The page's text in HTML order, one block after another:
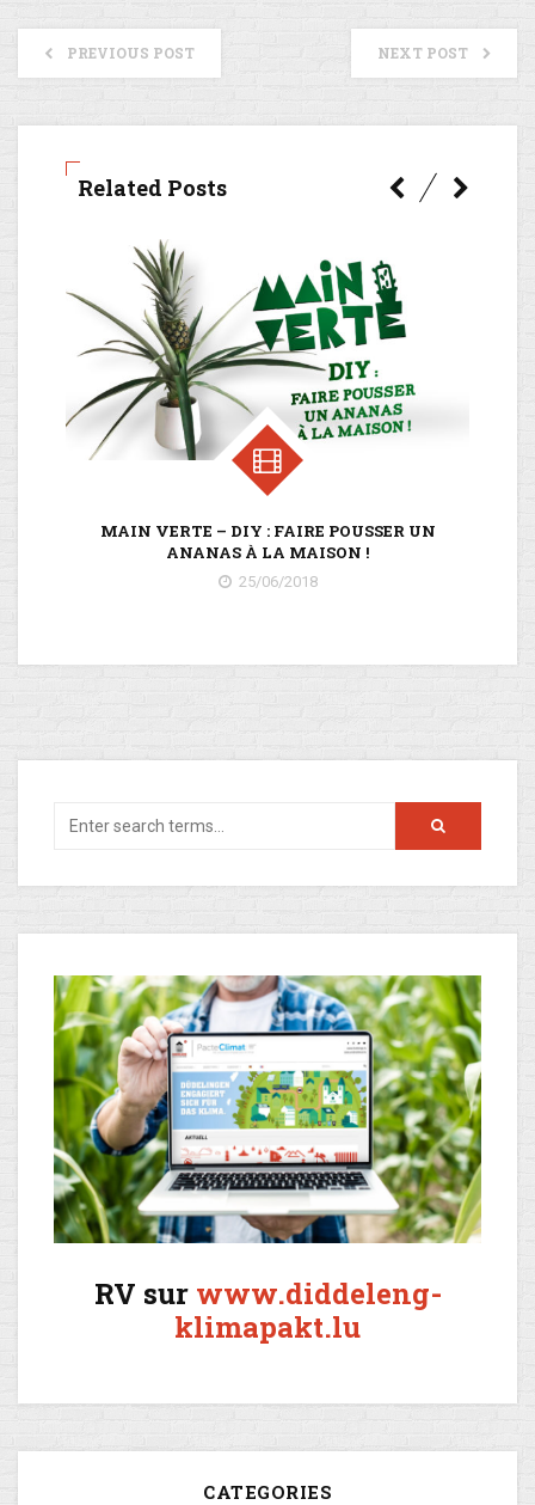
PREVIOUS POST NEXT POST
Related Posts
MAIN VERTE – DIY : FAIRE POUSSER UN
ANANAS À LA MAISON !
25/06/2018
RV sur www.diddeleng-
klimapakt.lu
CATEGORIES